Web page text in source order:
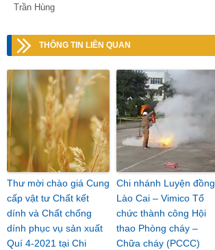
Trần Hùng
THÔNG TIN LIÊN QUAN
Thư mời chào giá Cung
cấp vật tư Chất kết
dính và Chất chống
dính phục vụ sản xuất
Quí 4-2021 tại Chi
Chi nhánh Luyện đồng
Lào Cai – Vimico Tổ
chức thành công Hội
thao Phòng cháy –
Chữa cháy (PCCC)